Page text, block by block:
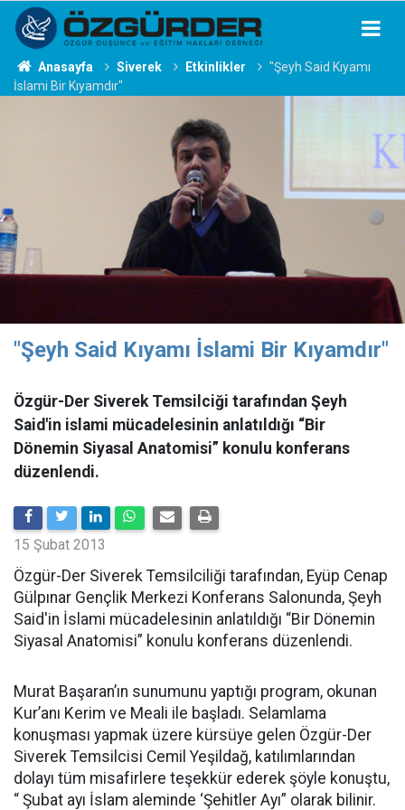
Anasayfa Siverek Etkinlikler
"Şeyh Said Kıyamı
İslami Bir Kıyamdır"
"Şeyh Said Kıyamı İslami Bir Kıyamdır"
Özgür-Der Siverek Temsilciği tarafından Şeyh
Said'in islami mücadelesinin anlatıldığı “Bir
Dönemin Siyasal Anatomisi” konulu konferans
düzenlendi.
15 Şubat 2013
Özgür-Der Siverek Temsilciliği tarafından, Eyüp Cenap
Gülpınar Gençlik Merkezi Konferans Salonunda, Şeyh
Said'in İslami mücadelesinin anlatıldığı “Bir Dönemin
Siyasal Anatomisi” konulu konferans düzenlendi.
Murat Başaran’ın sunumunu yaptığı program, okunan
Kur’anı Kerim ve Meali ile başladı. Selamlama
konuşması yapmak üzere kürsüye gelen Özgür-Der
Siverek Temsilcisi Cemil Yeşildağ, katılımlarından
dolayı tüm misafirlere teşekkür ederek şöyle konuştu,
“ Şubat ayı İslam aleminde ‘Şehitler Ayı” olarak bilinir.